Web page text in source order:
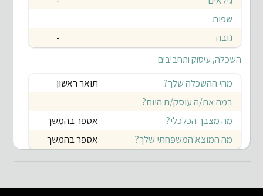
שפות
גובה
-
השכלה, עיסוק ותחביבים
מהי ההשכלה שלך?
תואר ראשון
במה את/ה עוסק/ת היום?
מה מצבך הכלכלי?
אספר בהמשך
מה המוצא המשפחתי שלך?
אספר בהמשך